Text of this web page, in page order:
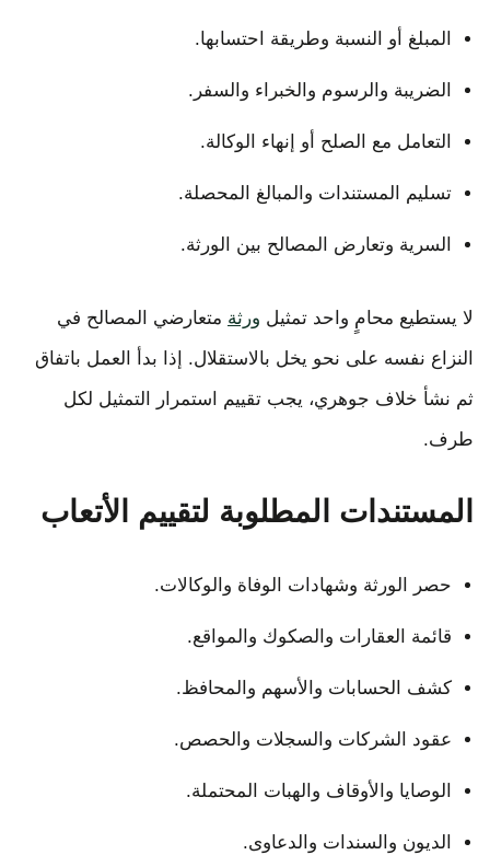
المبلغ أو النسبة وطريقة احتسابها.
الضريبة والرسوم والخبراء والسفر.
التعامل مع الصلح أو إنهاء الوكالة.
تسليم المستندات والمبالغ المحصلة.
السرية وتعارض المصالح بين الورثة.
لا يستطيع محامٍ واحد تمثيل ورثة متعارضي المصالح في
النزاع نفسه على نحو يخل بالاستقلال. إذا بدأ العمل باتفاق
ثم نشأ خلاف جوهري، يجب تقييم استمرار التمثيل لكل
طرف.
المستندات المطلوبة لتقييم الأتعاب
حصر الورثة وشهادات الوفاة والوكالات.
قائمة العقارات والصكوك والمواقع.
كشف الحسابات والأسهم والمحافظ.
عقود الشركات والسجلات والحصص.
الوصايا والأوقاف والهبات المحتملة.
الديون والسندات والدعاوى.